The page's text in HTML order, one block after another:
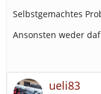
Selbstgemachtes
Ansonsten weder
ueli83